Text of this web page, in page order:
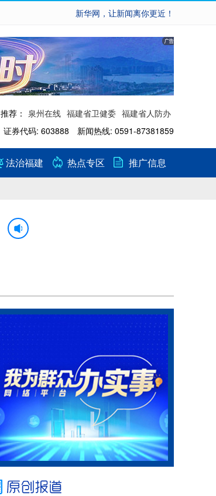
新华网，让新闻离你更近！
推荐： 泉州在线 福建省卫健委 福建省人防办
证券代码: 603888 新闻热线: 0591-87381859
法治福建 热点专区
推广信息